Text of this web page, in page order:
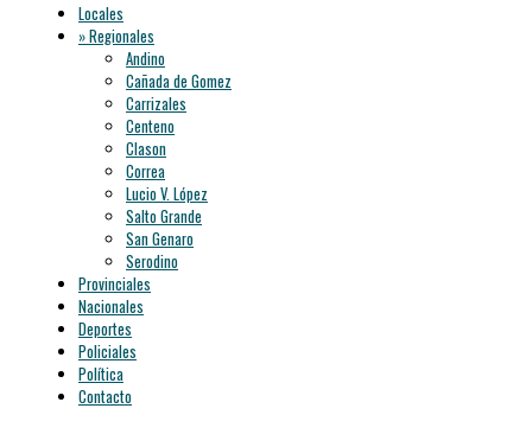
Locales
» Regionales
Andino
Cañada de Gomez
Carrizales
Centeno
Clason
Correa
Lucio V. López
Salto Grande
San Genaro
Serodino
Provinciales
Nacionales
Deportes
Policiales
Política
Contacto